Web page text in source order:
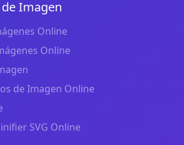
Imagen
Online
Online
de Imagen Online
SVG Online